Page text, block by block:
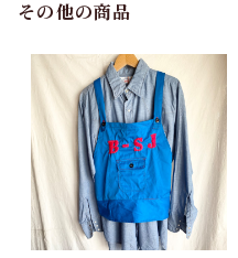
その他の商品